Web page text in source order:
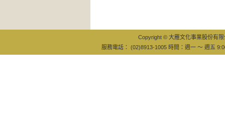
Copyright © 大雁文化事業股份有
服務電話： (02)8913-1005 時間：週一 ～ 週五